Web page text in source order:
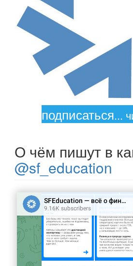
подписаться...
О чём пишут в
@sf_education